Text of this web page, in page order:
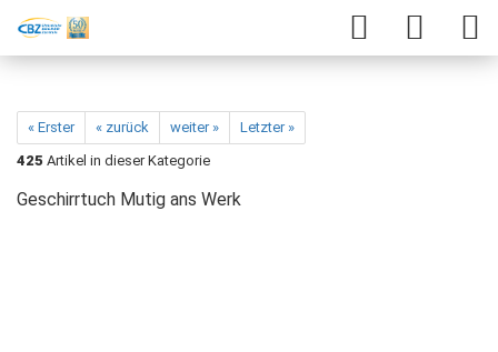
« Erster « zurück weiter »
Letzter »
425 Artikel in dieser Kategorie
Geschirrtuch Mutig ans Werk